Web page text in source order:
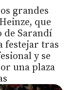
grandes
que
de Sarandí
festejar tras
y se
una plaza